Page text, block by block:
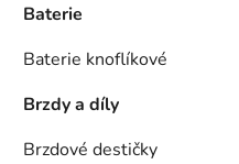
Baterie
Baterie knoflíkové
Brzdy a díly
Brzdové destičky